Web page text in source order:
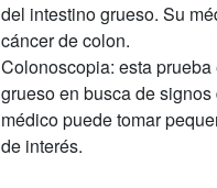
del intestino grueso. Su
cáncer de colon.
Colonoscopia: esta
grueso en busca de
médico puede tomar
de interés.